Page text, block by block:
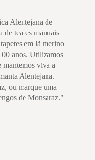
Alentejana de
de teares manuais
em lã merino
anos. Utilizamos
mantemos viva a
Alentejana.
ou marque uma
de Monsaraz."